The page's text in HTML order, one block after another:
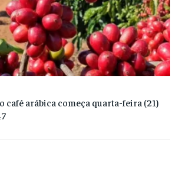
café arábica começa quarta-feira (21)